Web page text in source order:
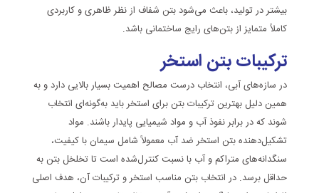
بیشتر در تولید، باعث می‌شود بتن شفاف از نظر ظاهری و کاربردی
کاملاً متمایز از بتن‌های رایج ساختمانی باشد.
ترکیبات بتن استخر
در سازه‌های آبی، انتخاب درست مصالح اهمیت بسیار بالایی دارد و به
همین دلیل بهترین ترکیبات بتن برای استخر باید به‌گونه‌ای انتخاب
شوند که در برابر نفوذ آب و مواد شیمیایی پایدار باشند. مواد
تشکیل‌دهنده بتن استخر ضد آب معمولاً شامل سیمان با کیفیت،
سنگدانه‌های متراکم و آب با نسبت کنترل‌شده است تا تخلخل بتن به
حداقل برسد. در انتخاب بتن مناسب استخر و ترکیبات آن، هدف اصلی